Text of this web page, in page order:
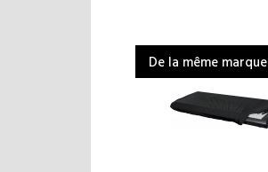
De la même marque